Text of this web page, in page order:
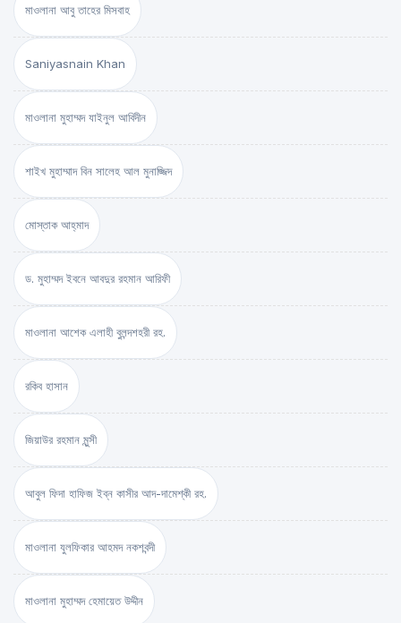
মাওলানা আবু তাহের মিসবাহ
Saniyasnain Khan
মাওলানা মুহাম্মদ যাইনুল আবিদীন
শাইখ মুহাম্মাদ বিন সালেহ আল মুনাজ্জিদ
মোস্তাক আহ্‌মাদ
ড. মুহাম্মদ ইবনে আবদুর রহমান আরিফী
মাওলানা আশেক এলাহী বুলন্দশহরী রহ.
রকিব হাসান
জিয়াউর রহমান মুন্সী
আবুল ফিদা হাফিজ ইব্‌ন কাসীর আদ-দামেশ্‌কী রহ.
মাওলানা যুলফিকার আহমদ নকশবন্দী
মাওলানা মুহাম্মদ হেমায়েত উদ্দীন